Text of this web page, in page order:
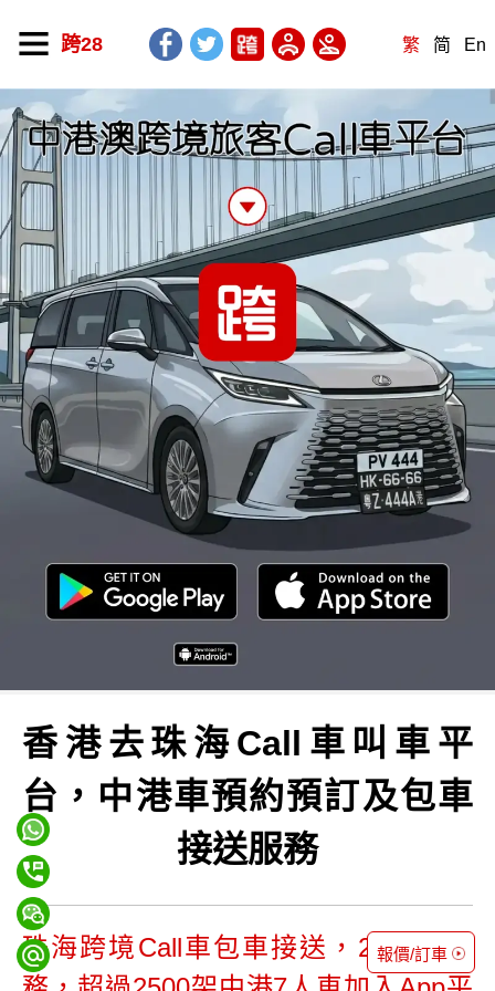
跨28 繁 简 En
香港去珠海Call車叫車平
台，中港車預約預訂及包車
接送服務
珠海跨境Call車包車接送，24小時服
報價/訂車